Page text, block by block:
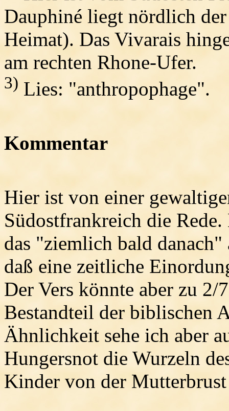
Dauphiné liegt nördlich der
Heimat). Das Vivarais
am rechten Rhone-Ufer.
3) Lies: "anthropophage".
Kommentar
Hier ist von einer
Südostfrankreich die
das "ziemlich bald danach"
daß eine zeitliche
Der Vers könnte aber zu 2/
Bestandteil der biblischen
Ähnlichkeit sehe ich aber
Hungersnot die Wurzeln
Kinder von der